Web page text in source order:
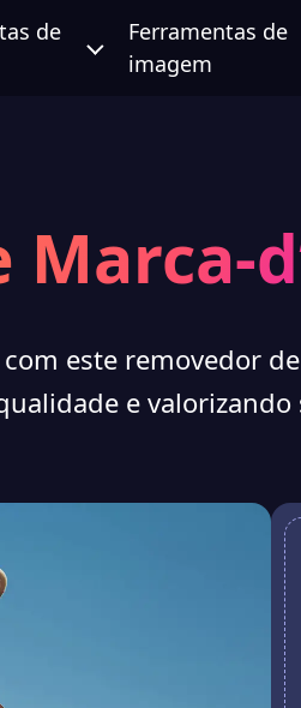
de
Ferramentas de
imagem
este removedor
e valorizando